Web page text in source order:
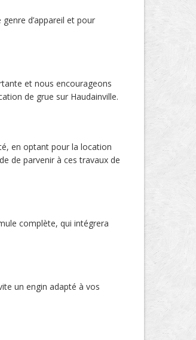
d’appareil et pour
et nous encourageons
de grue sur Haudainville.
en optant pour la location
de parvenir à ces travaux de
complète, qui intégrera
un engin adapté à vos